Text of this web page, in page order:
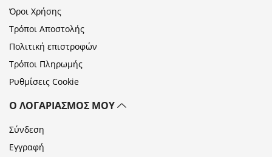
Όροι Χρήσης
Τρόποι Αποστολής
Πολιτική επιστροφών
Τρόποι Πληρωμής
Ρυθμίσεις Cookie
Ο ΛΟΓΑΡΙΑΣΜΌΣ ΜΟΥ
Σύνδεση
Εγγραφή